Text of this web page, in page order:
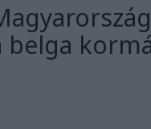
belga